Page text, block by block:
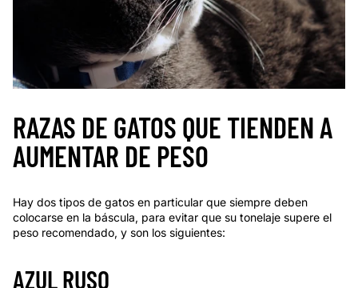
RAZAS DE GATOS QUE TIENDEN A
AUMENTAR DE PESO
Hay dos tipos de gatos en particular que siempre deben
colocarse en la báscula, para evitar que su tonelaje supere el
peso recomendado, y son los siguientes:
AZUL RUSO